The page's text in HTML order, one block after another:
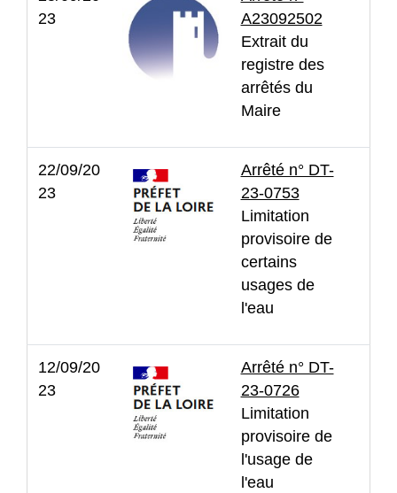
23
A23092502
Extrait du
registre des
arrêtés du
Maire
22/09/20
23
Arrêté n° DT-
23-0753
Limitation
provisoire de
certains
usages de
l'eau
12/09/20
23
Arrêté n° DT-
23-0726
Limitation
provisoire de
l'usage de
l'eau